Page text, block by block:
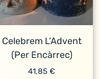
Celebrem L’Advent
(per Encàrrec)
41,85€